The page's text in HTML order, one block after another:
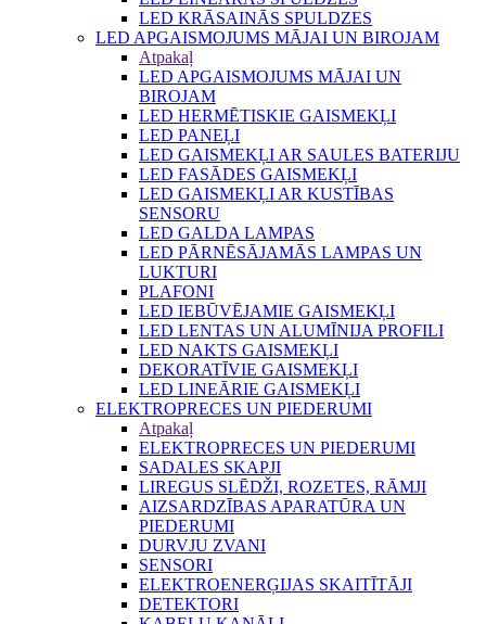
LED KRĀSAINĀS SPULDZES
LED APGAISMOJUMS MĀJAI UN BIROJAM
Atpakaļ
LED APGAISMOJUMS MĀJAI UN
BIROJAM
LED HERMĒTISKIE GAISMEKĻI
LED PANEĻI
LED GAISMEKĻI AR SAULES BATERIJU
LED FASĀDES GAISMEKĻI
LED GAISMEKĻI AR KUSTĪBAS
SENSORU
LED GALDA LAMPAS
LED PĀRNĒSĀJAMĀS LAMPAS UN
LUKTURI
PLAFONI
LED IEBŪVĒJAMIE GAISMEKĻI
LED LENTAS UN ALUMĪNIJA PROFILI
LED NAKTS GAISMEKĻI
DEKORATĪVIE GAISMEKĻI
LED LINEĀRIE GAISMEKĻI
ELEKTROPRECES UN PIEDERUMI
Atpakaļ
ELEKTROPRECES UN PIEDERUMI
SADALES SKAPJI
LIREGUS SLĒDŽI, ROZETES, RĀMJI
AIZSARDZĪBAS APARATŪRA UN
PIEDERUMI
DURVJU ZVANI
SENSORI
ELEKTROENERĢIJAS SKAITĪTĀJI
DETEKTORI